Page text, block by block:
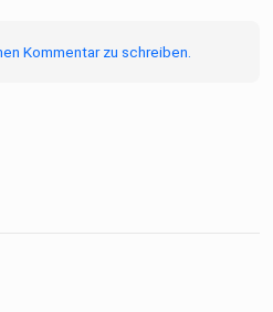
Kommentar zu schreiben.